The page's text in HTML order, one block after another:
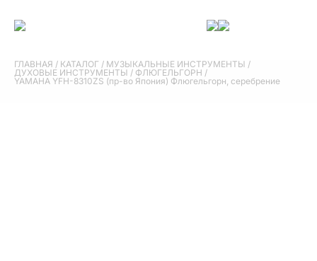
ГЛАВНАЯ / КАТАЛОГ / МУЗЫКАЛЬНЫЕ ИНСТРУМЕНТЫ /
ДУХОВЫЕ ИНСТРУМЕНТЫ / ФЛЮГЕЛЬГОРН /
YAMAHA YFH-8310ZS (пр-во Япония) Флюгельгорн, серебрение